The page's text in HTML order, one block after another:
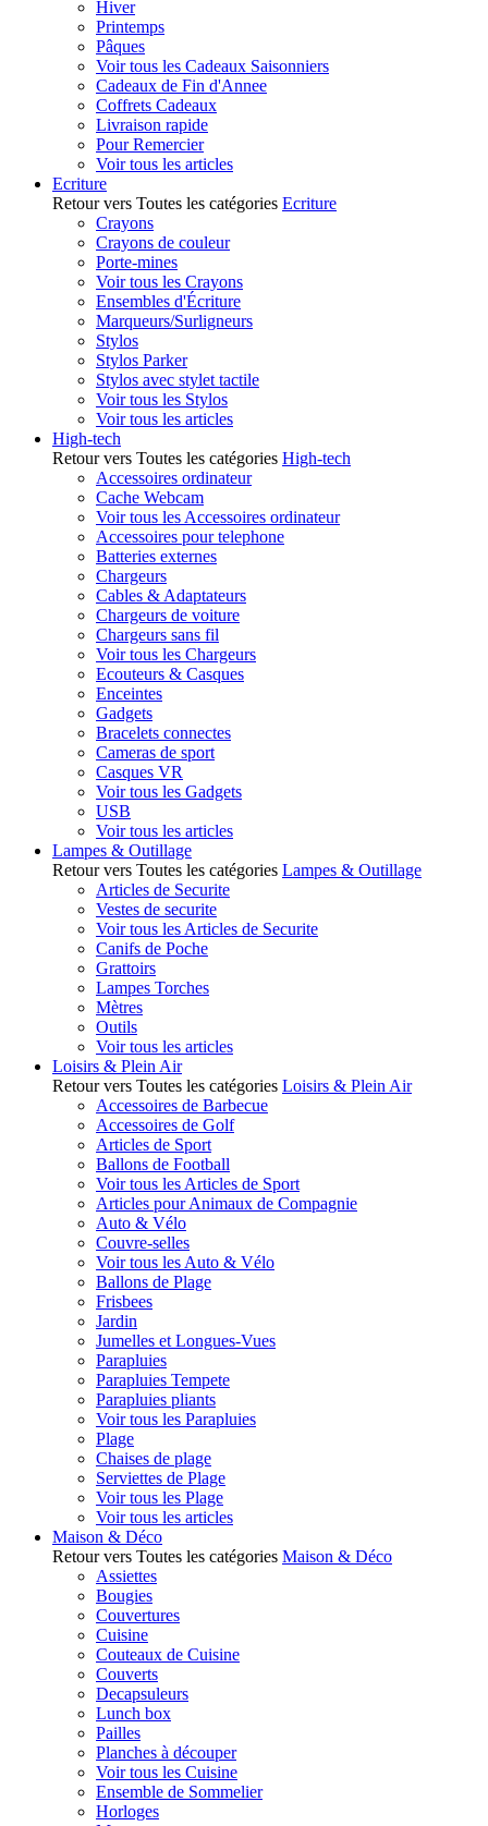
Hiver
Printemps
Pâques
Voir tous les Cadeaux Saisonniers
Cadeaux de Fin d'Annee
Coffrets Cadeaux
Livraison rapide
Pour Remercier
Voir tous les articles
Ecriture
Retour vers Toutes les catégories Ecriture
Crayons
Crayons de couleur
Porte-mines
Voir tous les Crayons
Ensembles d'Écriture
Marqueurs/Surligneurs
Stylos
Stylos Parker
Stylos avec stylet tactile
Voir tous les Stylos
Voir tous les articles
High-tech
Retour vers Toutes les catégories High-tech
Accessoires ordinateur
Cache Webcam
Voir tous les Accessoires ordinateur
Accessoires pour telephone
Batteries externes
Chargeurs
Cables & Adaptateurs
Chargeurs de voiture
Chargeurs sans fil
Voir tous les Chargeurs
Ecouteurs & Casques
Enceintes
Gadgets
Bracelets connectes
Cameras de sport
Casques VR
Voir tous les Gadgets
USB
Voir tous les articles
Lampes & Outillage
Retour vers Toutes les catégories Lampes & Outillage
Articles de Securite
Vestes de securite
Voir tous les Articles de Securite
Canifs de Poche
Grattoirs
Lampes Torches
Mètres
Outils
Voir tous les articles
Loisirs & Plein Air
Retour vers Toutes les catégories Loisirs & Plein Air
Accessoires de Barbecue
Accessoires de Golf
Articles de Sport
Ballons de Football
Voir tous les Articles de Sport
Articles pour Animaux de Compagnie
Auto & Vélo
Couvre-selles
Voir tous les Auto & Vélo
Ballons de Plage
Frisbees
Jardin
Jumelles et Longues-Vues
Parapluies
Parapluies Tempete
Parapluies pliants
Voir tous les Parapluies
Plage
Chaises de plage
Serviettes de Plage
Voir tous les Plage
Voir tous les articles
Maison & Déco
Retour vers Toutes les catégories Maison & Déco
Assiettes
Bougies
Couvertures
Cuisine
Couteaux de Cuisine
Couverts
Decapsuleurs
Lunch box
Pailles
Planches à découper
Voir tous les Cuisine
Ensemble de Sommelier
Horloges